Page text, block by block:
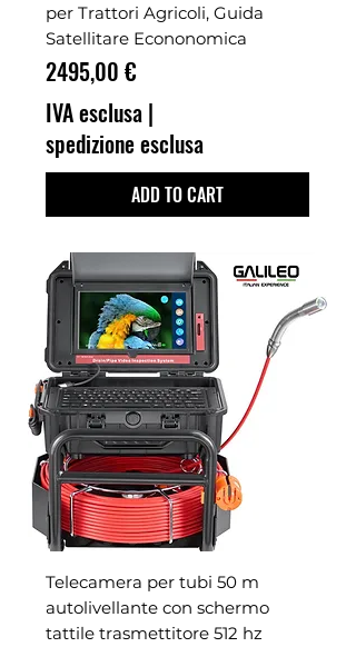
per Trattori Agricoli, Guida
Satellitare Econonomica
Prezzo
2495,00 €
IVA esclusa |
spedizione esclusa
ADD TO CART
Telecamera per tubi 50 m
autolivellante con schermo
tattile trasmettitore 512 hz